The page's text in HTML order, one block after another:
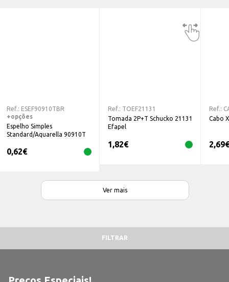
Ref.: ESEF90910TBR
+opções
Espelho Simples
Standard/Aquarella 90910T
0,62€
Ref.: TOEF21131
Tomada 2P+T Schucko 21131
Efapel
1,82€
Ref.:
Cabo
2,69€
Ver mais
FILTRAR